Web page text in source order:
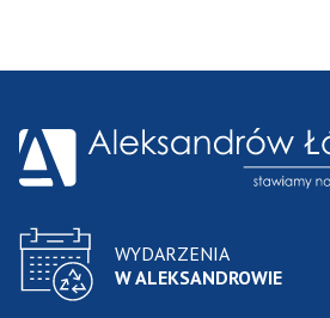
WYDARZENIA
W ALEKSANDROWIE